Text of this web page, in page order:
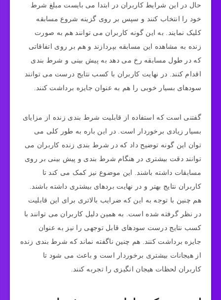
حال در این شرایط کاربران در ابتدا می‌ بایست مبلغ شرط
خود را انتخاب کنند و سپس بر روی گزینه شروع مسابقه
کلیک نمایند. به این گونه کاربران می‌ توانند هم به صورت
زنده به مشاهده این مسابقه بپردازند و هم بر روی اتفاقاتی
که در طول مسابقه رخ می‌ دهد به پیش‌ بینی و شرط‌ بندی
اقدام کنند. در نهایت کاربران با کسب نتایج درست می‌ توانند
سودهای بسیار خوبی را هم به عنوان جایزه برداشت کنند.
گفتنی است که استفاده از قابلیت شرط‌ بندی زنده از مزایای
بسیار زیادی برخوردار است. در این باره به طور کلی می‌
توان این گونه توضیح داد که در شرط بندی زنده کاربران می‌
توانند دقت بیشتری در هنگام شرط‌ بندی و پیش بینی بر روی
مسابقات داشته باشند. این موضوع نیز کمک می‌ کند تا
کاربران نتایج بهتر و در نهایت بردهای بیشتری داشته باشند.
هم چنین با توجه به این که ضرایب بالاتری برای این قابلیت
در نظر گرفته شده است. به همین دلیل کاربران می‌ توانند با
کسب نتایج درست سودهای قابل توجهی را نیز به عنوان
جایزه برداشت کنند. هم چنین ناگفته نماند که شرط بندی زنده
از هیجانات بیشتری برخوردار است و باعث می‌ شود تا
کاربران لحظات هیجان انگیزی را تجربه کنند.